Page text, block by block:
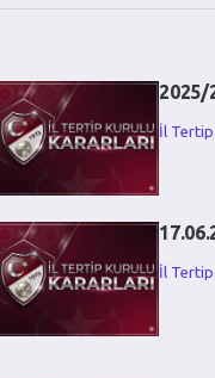
2025/
İl Tertip
İl Tertip